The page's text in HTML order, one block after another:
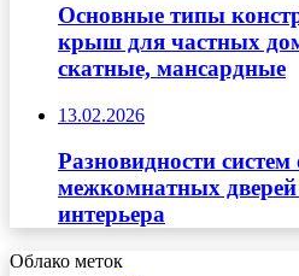
Основные типы
крыш для частных
скатные, мансардные
13.02.2026
Разновидности
межкомнатных
интерьера
Облако меток